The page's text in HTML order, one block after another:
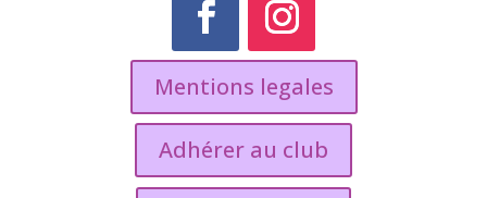
Mentions legales
Adhérer au club